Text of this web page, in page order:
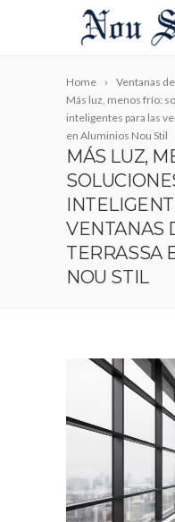
Home
Ventanas
Más luz, menos frío:
inteligentes para las
en Aluminios Nou Stil
MÁS LUZ,
VENTANAS
TERRASSA
NOU STIL